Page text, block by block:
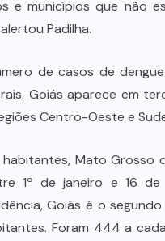
e municípios que não
Padilha.
de casos de
Goiás aparece em
Centro-Oeste e
Mato
1º de janeiro e 16
Goiás é o
Foram 444 a